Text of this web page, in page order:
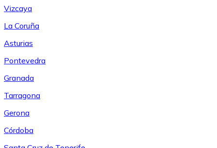
Vizcaya
La Coruña
Asturias
Pontevedra
Granada
Tarragona
Gerona
Córdoba